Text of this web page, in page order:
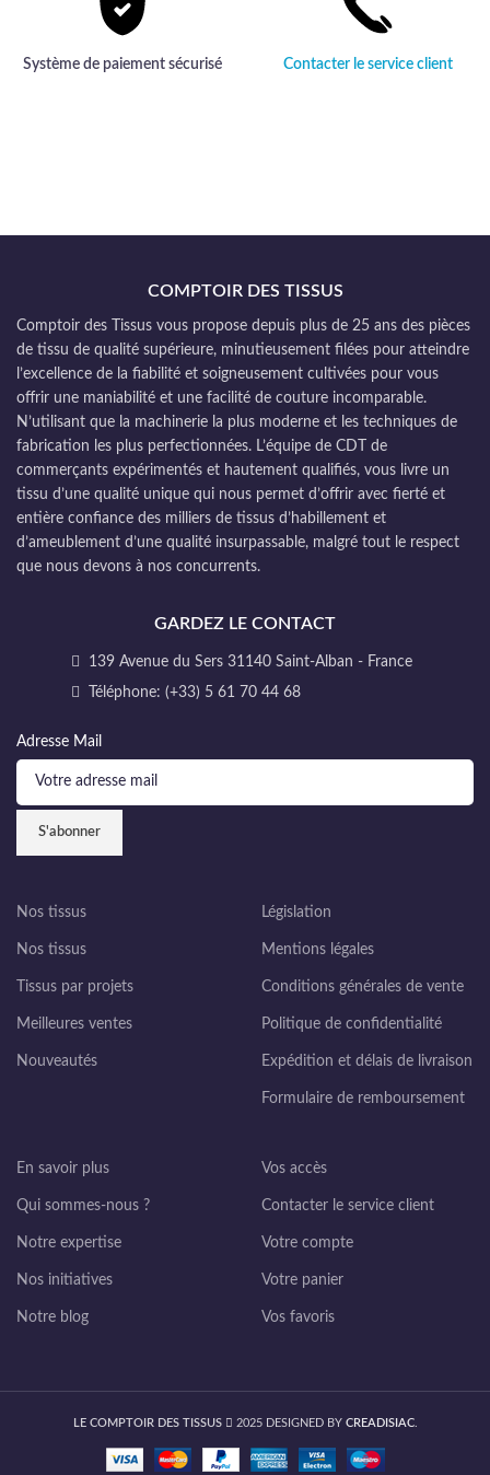
Système de paiement sécurisé Contacter le service client
COMPTOIR DES TISSUS
Comptoir des Tissus vous propose depuis plus de 25 ans des pièces
de tissu de qualité supérieure, minutieusement filées pour atteindre
l’excellence de la fiabilité et soigneusement cultivées pour vous
offrir une maniabilité et une facilité de couture incomparable.
N’utilisant que la machinerie la plus moderne et les techniques de
fabrication les plus perfectionnées. L’équipe de CDT de
commerçants expérimentés et hautement qualifiés, vous livre un
tissu d’une qualité unique qui nous permet d’offrir avec fierté et
entière confiance des milliers de tissus d’habillement et
d’ameublement d’une qualité insurpassable, malgré tout le respect
que nous devons à nos concurrents.
GARDEZ LE CONTACT
139 Avenue du Sers 31140 Saint-Alban - France
Téléphone: (+33) 5 61 70 44 68
Adresse Mail
Nos tissus
Nos tissus
Tissus par projets
Meilleures ventes
Nouveautés
Législation
Mentions légales
Conditions générales de vente
Politique de confidentialité
Expédition et délais de livraison
Formulaire de remboursement
En savoir plus
Qui sommes-nous ?
Notre expertise
Nos initiatives
Notre blog
Vos accès
Contacter le service client
Votre compte
Votre panier
Vos favoris
LE COMPTOIR DES TISSUS 2025 DESIGNED BY CREADISIAC.